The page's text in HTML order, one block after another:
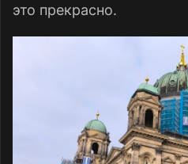
это прекрасно.